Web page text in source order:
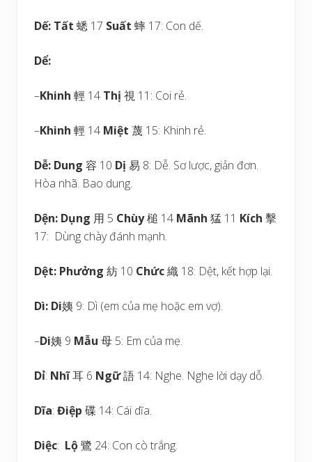
Dế: Tất 蟋 17 Suất 蟀 17: Con dế.
Dể:
–Khinh 輕 14 Thị 視 11: Coi rẻ.
–Khinh 輕 14 Miệt 蔑 15: Khinh rẻ.
Dễ: Dung 容 10 Dị 易 8: Dễ. Sơ lược, giản đơn.
Hòa nhã. Bao dung.
Dện: Dụng 用 5 Chùy槌 14 Mãnh 猛 11 Kích 擊
17: Dùng chày đánh mạnh.
Dệt: Phưởng 紡 10 Chức織 18: Dệt, kết hợp lại.
Dì: Di姨 9: Dì (em của mẹ hoặc em vợ).
–Di姨 9 Mẫu 母 5: Em của mẹ.
Dỉ: Nhĩ耳 6 Ngữ語 14: Nghe. Nghe lời dạy dỗ.
Dĩa: Điệp 碟 14: Cái dĩa.
Diệc: Lộ鷺 24: Con cò trắng.